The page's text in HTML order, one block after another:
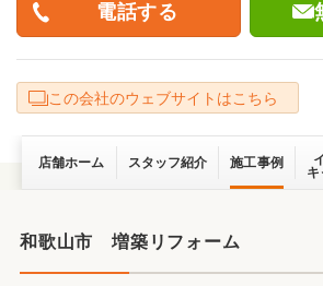
この会社のウェブサイトはこちら
店舗ホーム スタッフ紹介 施工事例
キ
和歌山市 増築リフォーム